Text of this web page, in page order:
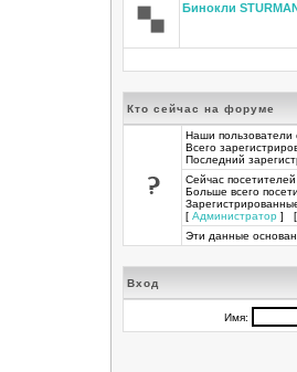
Бинокли
Кто сейчас на форуме
Наши пользователи
Всего
Последний
Сейчас
Больше всего
[ Администратор ] [
Эти данные
Вход
Имя: